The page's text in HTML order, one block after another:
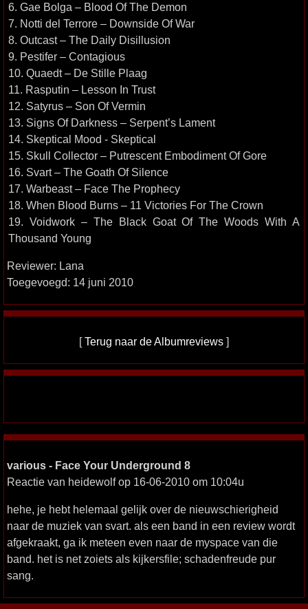
6. Gae Bolga – Blood Of The Demon
7. Notti del Terrore – Downside Of War
8. Outcast – The Daily Disillusion
9. Pestifer – Contagious
10. Quaedt – De Stille Plaag
11. Rasputin – Lesson In Trust
12. Satyrus – Son Of Vermin
13. Signs Of Darkness – Serpent’s Lament
14. Skeptical Mood - Skeptical
15. Skull Collector – Putrescent Embodiment Of Gore
16. Svart – The Goath Of Silence
17. Warbeast – Face The Prophecy
18. When Blood Burns – 11 Victories For The Crown
19. Voidwork – The Black Goat Of The Woods With A
Thousand Young
Reviewer: Lana
Toegevoegd: 14 juni 2010
[Terug naar de Albumreviews ]
various - Face Your Underground 8
Reactie van heidewolf op 16-06-2010 om 10:04u
hehe, je hebt helemaal gelijk over de nieuwschierigheid
naar de muziek van svart. als een band in een review wordt
afgekraakt, ga ik meteen even naar de myspace van die
band. het is net zoiets als kijkersfile; schadenfreude pur
sang.